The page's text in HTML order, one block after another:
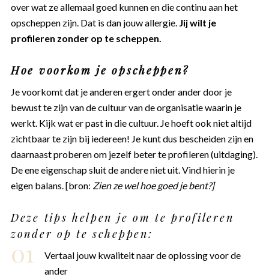
over wat ze allemaal goed kunnen en die continu aan het
opscheppen zijn. Dat is dan jouw allergie. Jij wilt je
profileren zonder op te scheppen.
Hoe voorkom je opscheppen?
Je voorkomt dat je anderen ergert onder ander door je
bewust te zijn van de cultuur van de organisatie waarin je
werkt. Kijk wat er past in die cultuur. Je hoeft ook niet altijd
zichtbaar te zijn bij iedereen! Je kunt dus bescheiden zijn en
daarnaast proberen om jezelf beter te profileren (uitdaging).
De ene eigenschap sluit de andere niet uit. Vind hierin je
eigen balans. [bron: Zien ze wel hoe goed je bent?]
Deze tips helpen je om te profileren
zonder op te scheppen:
Vertaal jouw kwaliteit naar de oplossing voor de
ander